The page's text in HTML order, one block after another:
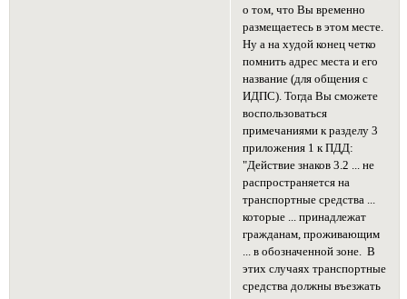
о том, что Вы временно
размещаетесь в этом месте.
Ну а на худой конец четко
помнить адрес места и его
название (для общения с
ИДПС). Тогда Вы сможете
воспользоваться
примечаниями к разделу 3
приложения 1 к ПДД:
"Действие знаков 3.2 ... не
распространяется на
транспортные средства ...
которые ... принадлежат
гражданам, проживающим
... в обозначенной зоне. В
этих случаях транспортные
средства должны въезжать